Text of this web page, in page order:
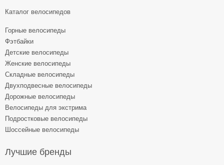
Каталог велосипедов
Горные велосипеды
Фэтбайки
Детские велосипеды
Женские велосипеды
Складные велосипеды
Двухподвесные велосипеды
Дорожные велосипеды
Велосипеды для экстрима
Подростковые велосипеды
Шоссейные велосипеды
Лучшие бренды